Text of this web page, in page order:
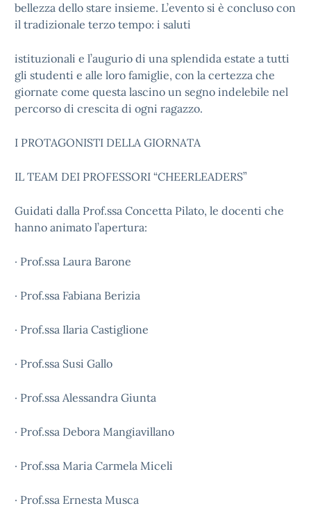
bellezza dello stare insieme. L’evento si è concluso con
il tradizionale terzo tempo: i saluti
istituzionali e l’augurio di una splendida estate a tutti
gli studenti e alle loro famiglie, con la certezza che
giornate come questa lascino un segno indelebile nel
percorso di crescita di ogni ragazzo.
I PROTAGONISTI DELLA GIORNATA
IL TEAM DEI PROFESSORI “CHEERLEADERS”
Guidati dalla Prof.ssa Concetta Pilato, le docenti che
hanno animato l’apertura:
· Prof.ssa Laura Barone
· Prof.ssa Fabiana Berizia
· Prof.ssa Ilaria Castiglione
· Prof.ssa Susi Gallo
· Prof.ssa Alessandra Giunta
· Prof.ssa Debora Mangiavillano
· Prof.ssa Maria Carmela Miceli
· Prof.ssa Ernesta Musca